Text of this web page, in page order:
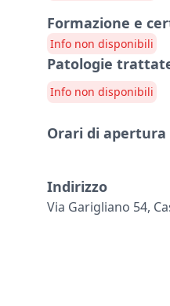
Formazione e
Info non disponibili
Patologie
Info non disponibili
Orari di apertura
Indirizzo
Via Garigliano 54,